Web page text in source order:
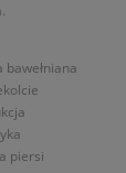
piersi